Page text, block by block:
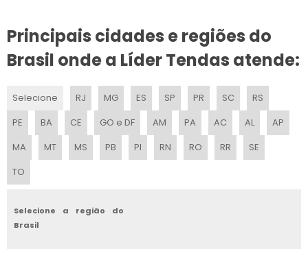
TENDA INFLAVEL PERSONALIZADO PONTO DE VENDA
TENDA ARTICULADA 3X3
STAND TENDA INFLAVEL
ONDE COMPRAR TENDAS PARA EVENTOS
TENDA PROMOCIONAL EM EVENTOS
Principais cidades e regiões do
Brasil onde a Líder Tendas atende:
Selecione RJ MG ES SP PR SC
RS
PE
BA CE GO e DF AM PA AC AL
AP
MA
MT MS PB PI RN RO RR
SE
TO
Selecione a região do
Brasil